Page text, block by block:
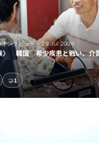
ンタビュー- 29 Jul 2026
〉 韓国 希少疾患と戦い、介
🤝1